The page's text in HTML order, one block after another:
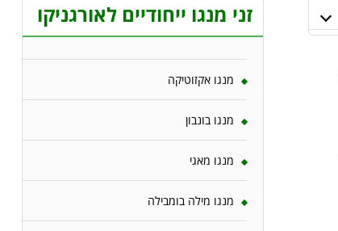
זני מנגו ייחודיים לאורגניקו
מנגו אקזוטיקה
מנגו בונבון
מנגו מאגי
מנגו מילה בומבילה